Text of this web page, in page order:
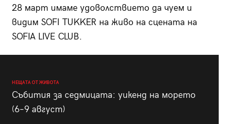
28 март имаме удоволствието да чуем и
видим SOFI TUKKER на живо на сцената на
SOFIA LIVE CLUB.
НЕЩАТА ОТ ЖИВОТА
Събития за седмицата: уикенд на морето
(6–9 август)